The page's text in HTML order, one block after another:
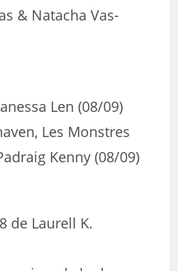
& Natacha Vas-
Len (08/09)
Les Monstres
Kenny (08/09)
de Laurell K.